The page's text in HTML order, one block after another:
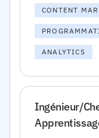
CONTENT
ANALYTICS
Ingénieur/